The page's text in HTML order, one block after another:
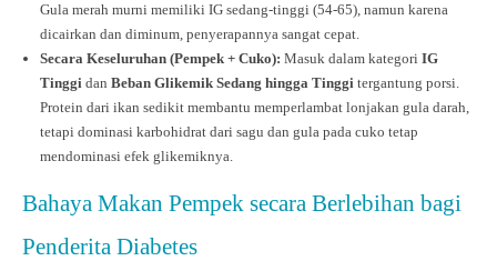
Gula merah murni memiliki IG sedang-tinggi (54-65), namun karena
dicairkan dan diminum, penyerapannya sangat cepat.
Secara Keseluruhan (Pempek + Cuko): Masuk dalam kategori IG
Tinggidan Beban Glikemik Sedang hingga Tinggitergantung porsi.
Protein dari ikan sedikit membantu memperlambat lonjakan gula darah,
tetapi dominasi karbohidrat dari sagu dan gula pada cuko tetap
mendominasi efek glikemiknya.
Bahaya Makan Pempek secara Berlebihan bagi
Penderita Diabetes